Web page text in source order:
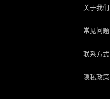
关于我们
常见问题
联系方式
隐私政策